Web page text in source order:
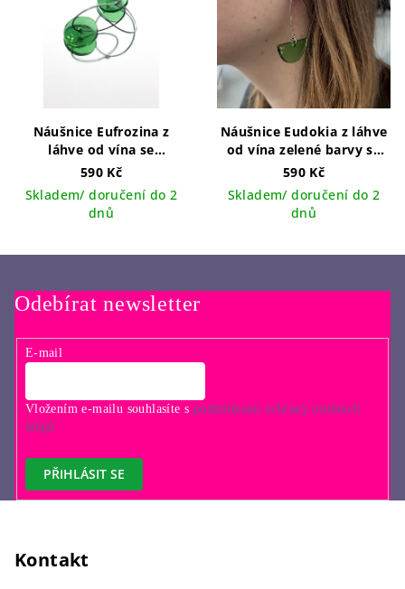
Náušnice Eufrozina z
láhve od vína se
třpytkami na kroužku
ručně vyráběný šperk v
ČR
590 Kč
Skladem/ doručení do 2
dnů
Náušnice Eudokia z láhve
od vína zelené barvy se
třpytkami
590 Kč
Skladem/ doručení do 2
dnů
Odebírat newsletter
E-mail
Vložením e-mailu souhlasíte s podmínkami ochrany osobních
údajů
PŘIHLÁSIT SE
Kontakt